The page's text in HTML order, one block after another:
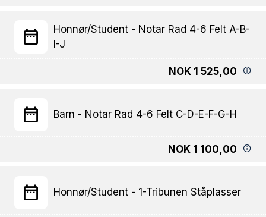
Honnør/Student - Notar Rad 4-6 Felt A-B-
I-J
NOK 1 525,00
Barn - Notar Rad 4-6 Felt C-D-E-F-G-H
NOK 1 100,00
Honnør/Student - 1-Tribunen Ståplasser